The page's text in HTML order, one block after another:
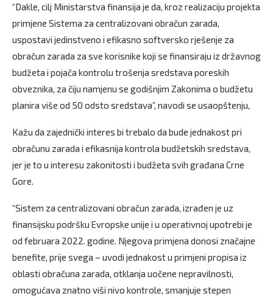
“Dakle, cilj Ministarstva finansija je da, kroz realizaciju projekta
primjene Sistema za centralizovani obračun zarada,
uspostavi jedinstveno i efikasno softversko rješenje za
obračun zarada za sve korisnike koji se finansiraju iz državnog
budžeta i pojača kontrolu trošenja sredstava poreskih
obveznika, za čiju namjenu se godišnjim Zakonima o budžetu
planira više od 50 odsto sredstava”, navodi se usaopštenju,
Kažu da zajednički interes bi trebalo da bude jednakost pri
obračunu zarada i efikasnija kontrola budžetskih sredstava,
jer je to u interesu zakonitosti i budžeta svih građana Crne
Gore.
“Sistem za centralizovani obračun zarada, izrađen je uz
finansijsku podršku Evropske unije i u operativnoj upotrebi je
od februara 2022. godine. Njegova primjena donosi značajne
benefite, prije svega – uvodi jednakost u primjeni propisa iz
oblasti obračuna zarada, otklanja uočene nepravilnosti,
omogućava znatno viši nivo kontrole, smanjuje stepen